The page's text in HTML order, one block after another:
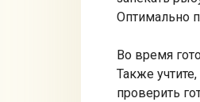
Оптимально
Во время
Также
проверить